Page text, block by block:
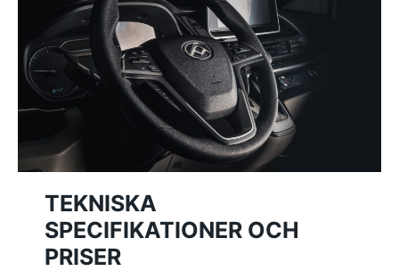
TEKNISKA
SPECIFIKATIONER OCH
PRISER